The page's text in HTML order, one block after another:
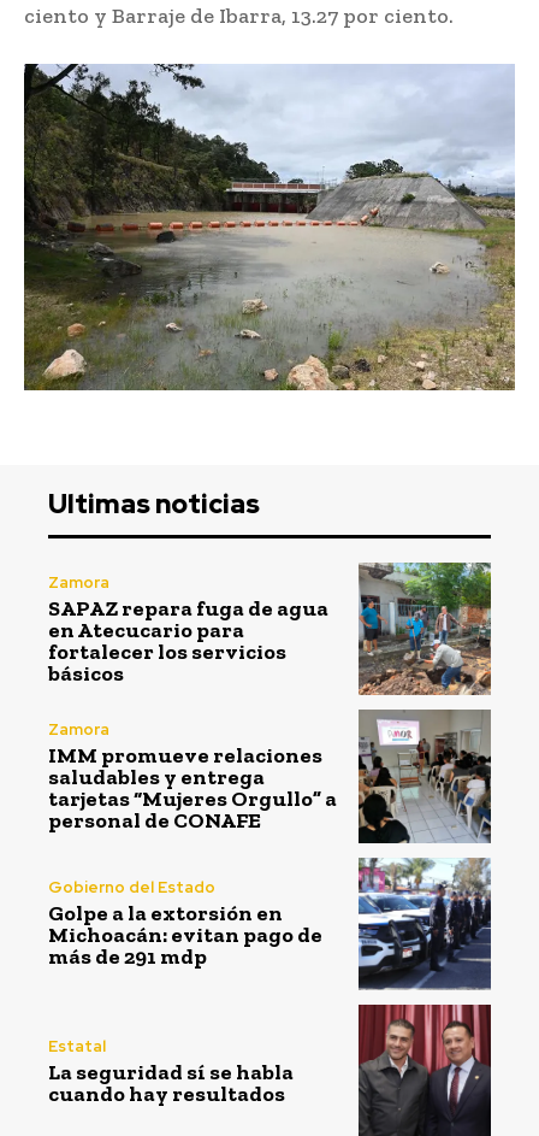
ciento y Barraje de Ibarra, 13.27 por ciento.
Ultimas noticias
Zamora
SAPAZ repara fuga de agua
en Atecucario para
fortalecer los servicios
básicos
Zamora
IMM promueve relaciones
saludables y entrega
tarjetas “Mujeres Orgullo” a
personal de CONAFE
Gobierno del Estado
Golpe a la extorsión en
Michoacán: evitan pago de
más de 291 mdp
Estatal
La seguridad sí se habla
cuando hay resultados